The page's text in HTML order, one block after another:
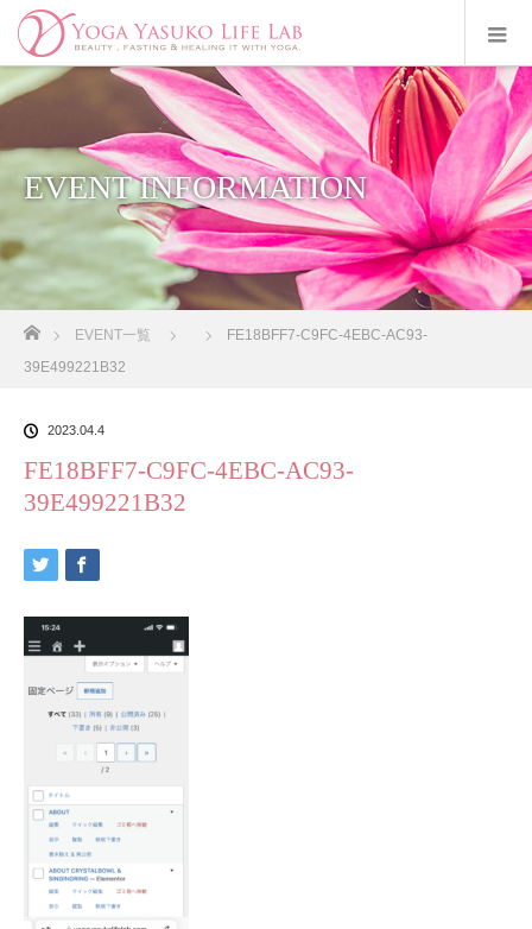
EVENT INFORMATION
EVENT一覧
FE18BFF7-C9FC-4EBC-AC93-
39E499221B32
2023.04.4
FE18BFF7-C9FC-4EBC-AC93-
39E499221B32